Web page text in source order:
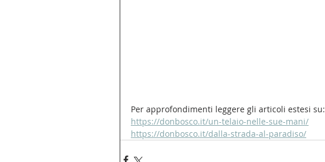
Per approfondimenti leggere gli articoli estesi su:
https://donbosco.it/un-telaio-nelle-sue-mani/
https://donbosco.it/dalla-strada-al-paradiso/